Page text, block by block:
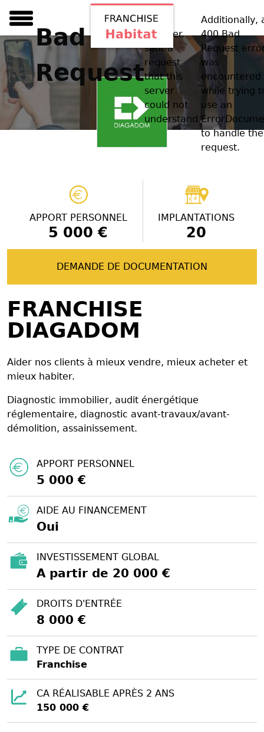
Bad
Request
Your
browser
sent a
request
that this
server
could not
understand.
Additionally,
400 Bad
Request
was
encountered
while trying
use an
to handle the
request.
APPORT PERSONNEL
5 000 €
IMPLANTATIONS
20
DEMANDE DE DOCUMENTATION
FRANCHISE
DIAGADOM
Aider nos clients à mieux vendre, mieux acheter et
mieux habiter.
Diagnostic immobilier, audit énergétique
réglementaire, diagnostic avant-travaux/avant-
démolition, assainissement.
APPORT PERSONNEL
5 000 €
AIDE AU FINANCEMENT
Oui
INVESTISSEMENT GLOBAL
A partir de 20 000 €
DROITS D'ENTRÉE
8 000 €
TYPE DE CONTRAT
Franchise
CA RÉALISABLE APRÈS 2 ANS
150 000 €